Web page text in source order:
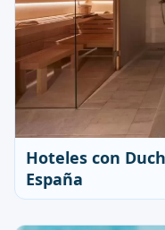
Hoteles con
España